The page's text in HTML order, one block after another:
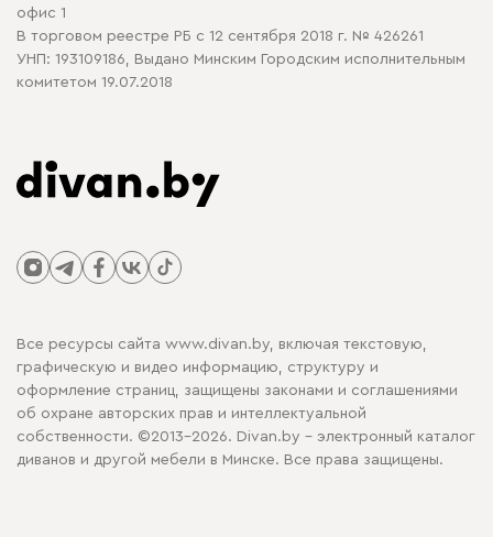
офис 1
В торговом реестре РБ с 12 сентября 2018 г. № 426261
УНП: 193109186, Выдано Минским Городским исполнительным
комитетом 19.07.2018
Все ресурсы сайта www.divan.by, включая текстовую,
графическую и видео информацию, структуру и
оформление страниц, защищены законами и соглашениями
об охране авторских прав и интеллектуальной
собственности. ©2013-2026. Divan.by - электронный каталог
диванов и другой мебели в Минске. Все права защищены.